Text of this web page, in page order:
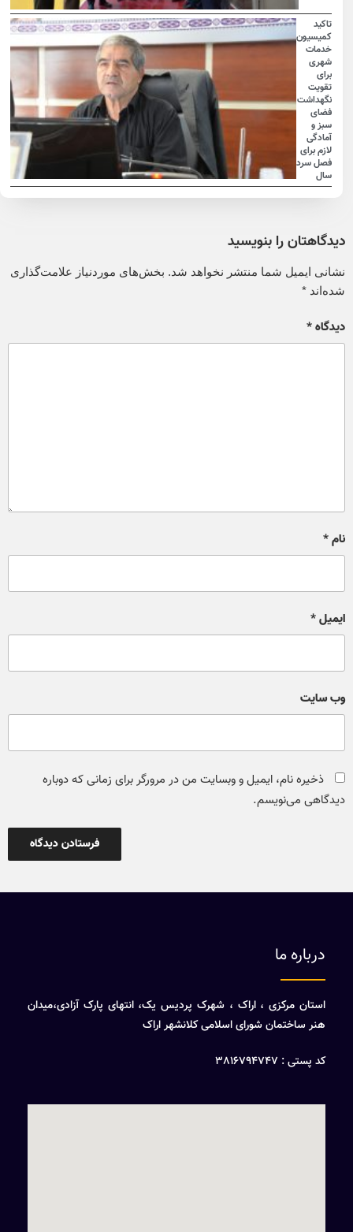
تاکید
کمیسیون
خدمات
شهری
برای
تقویت
نگهداشت
فضای
سبز و
آمادگی
لازم برای
فصل سرد
سال
دیدگاهتان را بنویسید
نشانی ایمیل شما منتشر نخواهد شد. بخش‌های موردنیاز علامت‌گذاری
شده‌اند*
دیدگاه*
نام*
ایمیل*
وب‌ سایت
ذخیره نام، ایمیل و وبسایت من در مرورگر برای زمانی که دوباره
دیدگاهی می‌نویسم.
درباره ما
استان مرکزی ، اراک ، شهرک پردیس یک، انتهای پارک آزادی،میدان
هنر ساختمان شورای اسلامی کلانشهر اراک
کد پستی : 3816794747